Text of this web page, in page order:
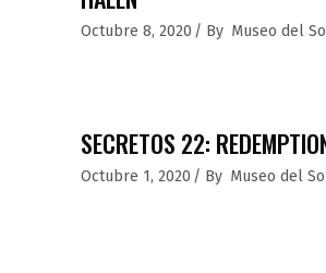
Octubre 8, 2020 By Museo del
SECRETOS 22:
Octubre 1, 2020 By Museo del